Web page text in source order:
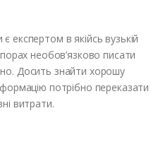
експертом в якійсь вузькій
необов’язково писати
Досить знайти хорошу
потрібно переказати
витрати.